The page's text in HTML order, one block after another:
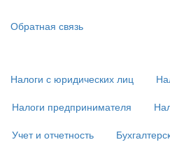
Обратная связь
подвале)
Налоги с юридических лиц
Налоги предпринимателя
Учет и отчетность